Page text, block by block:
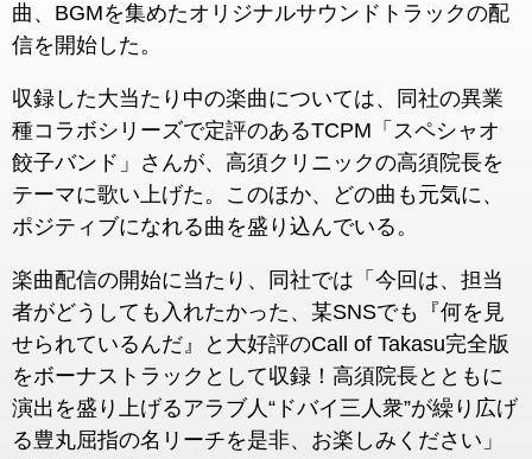
曲、BGMを集めたオリジナルサウンドトラックの配
信を開始した。
収録した大当たり中の楽曲については、同社の異業
種コラボシリーズで定評のあるTCPM「スペシャオ
餃子バンド」さんが、高須クリニックの高須院長を
テーマに歌い上げた。このほか、どの曲も元気に、
ポジティブになれる曲を盛り込んでいる。
楽曲配信の開始に当たり、同社では「今回は、担当
者がどうしても入れたかった、某SNSでも『何を見
せられているんだ』と大好評のCall of Takasu完全版
をボーナストラックとして収録！高須院長とともに
演出を盛り上げるアラブ人“ドバイ三人衆”が繰り広げ
る豊丸屈指の名リーチを是非、お楽しみください」